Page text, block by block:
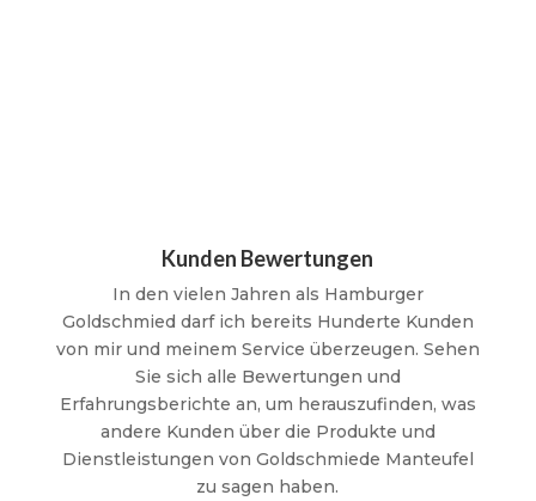
Kunden Bewertungen
In den vielen Jahren als Hamburger
Goldschmied darf ich bereits Hunderte Kunden
von mir und meinem Service überzeugen. Sehen
Sie sich alle Bewertungen und
Erfahrungsberichte an, um herauszufinden, was
andere Kunden über die Produkte und
Dienstleistungen von Goldschmiede Manteufel
zu sagen haben.